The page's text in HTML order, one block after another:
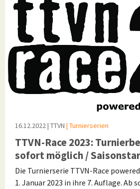
16.12.2022| TTVN | Turnierserien
TTVN-Race 2023:
sofort möglich /
Die Turnierserie TTVN-Race
1. Januar 2023 in ihre 7. Auflage. Ab